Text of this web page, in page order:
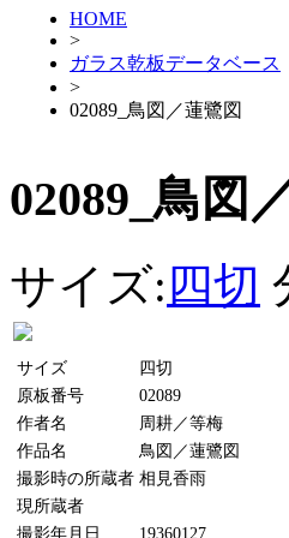
HOME
>
ガラス乾板データベース
>
02089_鳥図／蓮鷺図
02089_鳥図
サイズ: 四切
サイズ
四切
原板番号
02089
作者名
周耕／等梅
作品名
鳥図／蓮鷺図
撮影時の所蔵者 相見香雨
現所蔵者
撮影年月日
19360127